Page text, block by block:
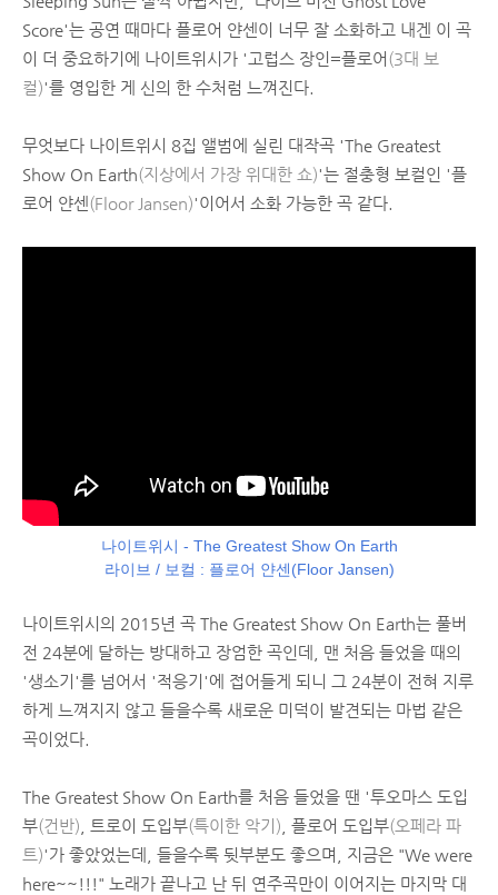
Score'는 공연 때마다 플로어 얀센이 너무 잘 소화하고 내겐 이 곡
이 더 중요하기에 나이트위시가 '고럽스 장인=플로어 (3대 보
컬)'를 영입한 게 신의 한 수처럼 느껴진다.
무엇보다 나이트위시 8집 앨범에 실린 대작곡 'The Greatest
Show On Earth(지상에서 가장 위대한 쇼)'는 절충형 보컬인 '플
로어 얀센(Floor Jansen)'이어서 소화 가능한 곡 같다.
나이트위시 - The Greatest Show On Earth
라이브 / 보컬 : 플로어 얀센(Floor Jansen)
나이트위시의 2015년 곡 The Greatest Show On Earth는 풀버
전 24분에 달하는 방대하고 장엄한 곡인데, 맨 처음 들었을 때의
'생소기'를 넘어서 '적응기'에 접어들게 되니 그 24분이 전혀 지루
하게 느껴지지 않고 들을수록 새로운 미덕이 발견되는 마법 같은
곡이었다.
The Greatest Show On Earth를 처음 들었을 땐 '투오마스 도입
부(건반) , 트로이 도입부(특이한 악기) , 플로어 도입부(오페라 파
트)'가 좋았었는데, 들을수록 뒷부분도 좋으며, 지금은 "We were
here~~!!!" 노래가 끝나고 난 뒤 연주곡만이 이어지는 마지막 대